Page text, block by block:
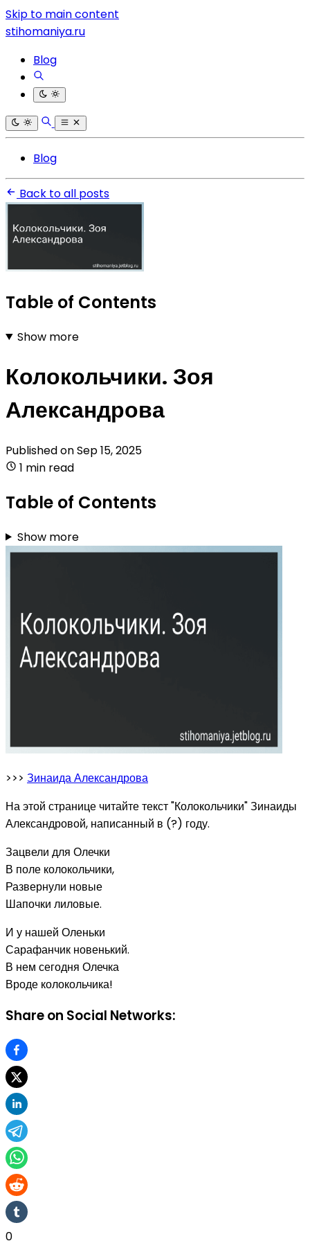
Skip to main content
stihomaniya.ru
Blog
Blog
Back to all posts
Table of Contents
Show more
Колокольчики. Зоя
Александрова
Published onSep 15, 2025
1 min read
Table of Contents
Show more
>>> Зинаида Александрова
На этой странице читайте текст "Колокольчики" Зинаиды
Александровой, написанный в (?) году.
Зацвели для Олечки
В поле колокольчики,
Развернули новые
Шапочки лиловые.
И у нашей Оленьки
Сарафанчик новенький.
В нем сегодня Олечка
Вроде колокольчика!
Share on Social Networks:
0